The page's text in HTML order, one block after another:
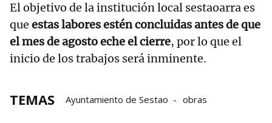
El objetivo de la institución local sestaoarra es
que estas labores estén concluidas antes de que
el mes de agosto eche el cierre, por lo que el
inicio de los trabajos será inminente.
TEMAS Ayuntamiento de Sestao obras